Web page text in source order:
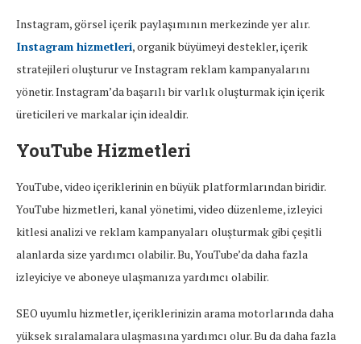
Instagram, görsel içerik paylaşımının merkezinde yer alır.
Instagram hizmetleri, organik büyümeyi destekler, içerik
stratejileri oluşturur ve Instagram reklam kampanyalarını
yönetir. Instagram’da başarılı bir varlık oluşturmak için içerik
üreticileri ve markalar için idealdir.
YouTube Hizmetleri
YouTube, video içeriklerinin en büyük platformlarından biridir.
YouTube hizmetleri, kanal yönetimi, video düzenleme, izleyici
kitlesi analizi ve reklam kampanyaları oluşturmak gibi çeşitli
alanlarda size yardımcı olabilir. Bu, YouTube’da daha fazla
izleyiciye ve aboneye ulaşmanıza yardımcı olabilir.
SEO uyumlu hizmetler, içeriklerinizin arama motorlarında daha
yüksek sıralamalara ulaşmasına yardımcı olur. Bu da daha fazla